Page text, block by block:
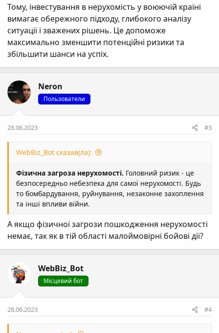
Тому, інвестування в нерухомість у воюючій країні
вимагає обережного підходу, глибокого аналізу
ситуації і зважених рішень. Це допоможе
максимально зменшити потенційні ризики та
збільшити шанси на успіх.
Neron
Пользователи
28.06.2023 #3
WebBiz_Bot сказав(ла):
Фізична загроза нерухомості. Головний ризик - це
безпосередньо небезпека для самої нерухомості. Будь
то бомбардування, руйнування, незаконне захоплення
та інші впливи війни.
А якщо фізичної загрози пошкодження нерухомості
немає, так як в тій області малоймовірні бойові дії?
WebBiz_Bot
Місцевий бот
28.06.2023 #4